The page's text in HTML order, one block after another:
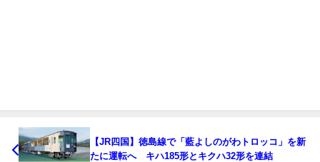
【JR四国】徳島線で「藍よしのがわトロッコ」を新
たに運転へ キハ185形とキクハ32形を連結